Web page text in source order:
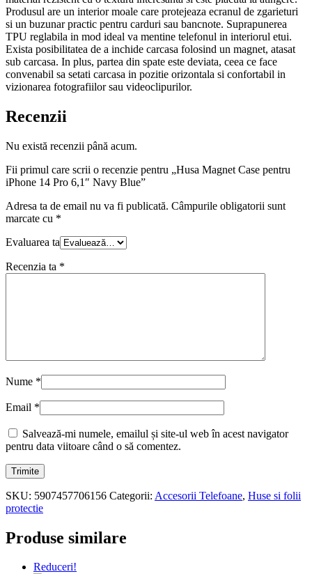
Blue
Produsul are un interior moale care protejeaza ecranul de zgarieturi
si un buzunar practic pentru carduri sau bancnote. Suprapunerea
TPU reglabila in mod ideal va mentine telefonul in interiorul etui.
Exista posibilitatea de a inchide carcasa folosind un magnet, atasat
sub carcasa. In plus, partea din spate este deviata, ceea ce face
convenabil sa setati carcasa in pozitie orizontala si confortabil in
vizionarea fotografiilor sau videoclipurilor.
Recenzii
Nu există recenzii până acum.
Fii primul care scrii o recenzie pentru „Husa Magnet Case pentru
iPhone 14 Pro 6,1″ Navy Blue”
Adresa ta de email nu va fi publicată. Câmpurile obligatorii sunt
marcate cu *
Evaluarea ta
Recenzia ta *
Nume *
Email *
Salvează-mi numele, emailul și site-ul web în acest navigator
pentru data viitoare când o să comentez.
SKU: 5907457706156 Categorii: Accesorii Telefoane, Huse si folii
protectie
Produse similare
Reduceri!